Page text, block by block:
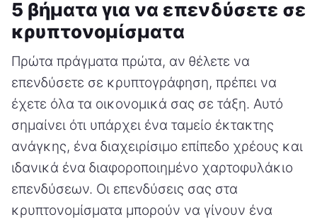
5 βήματα για να επενδύσετε σε
κρυπτονομίσματα
Πρώτα πράγματα πρώτα, αν θέλετε να
επενδύσετε σε κρυπτογράφηση, πρέπει να
έχετε όλα τα οικονομικά σας σε τάξη. Αυτό
σημαίνει ότι υπάρχει ένα ταμείο έκτακτης
ανάγκης, ένα διαχειρίσιμο επίπεδο χρέους και
ιδανικά ένα διαφοροποιημένο χαρτοφυλάκιο
επενδύσεων. Οι επενδύσεις σας στα
κρυπτονομίσματα μπορούν να γίνουν ένα